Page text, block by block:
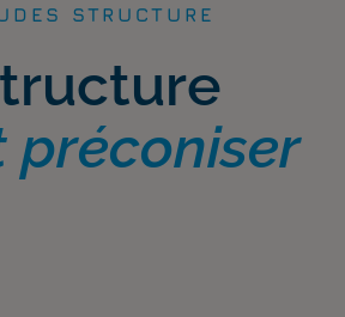
STRUCTURE
préconiser